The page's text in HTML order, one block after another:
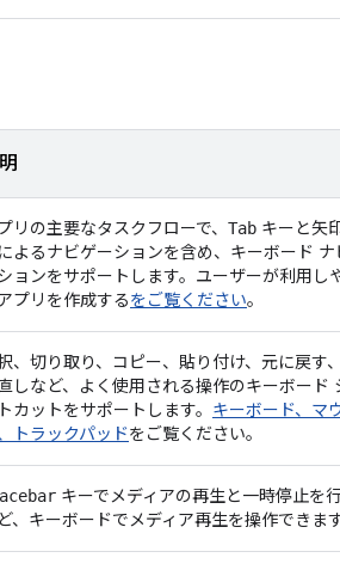
リの主要なタスクフローで、 Tab キーと矢
よるナビゲーションを含め、キーボード ナ
ョンをサポートします。ユーザーが利用し
プリを作成するをご覧ください。
、切り取り、コピー、貼り付け、元に戻す
しなど、よく使用される操作のキーボード
カットをサポートします。 キーボード、マ
トラックパッドをご覧ください。
キーでメディアの再生と一時停止を
、キーボードでメディア再生を操作できます